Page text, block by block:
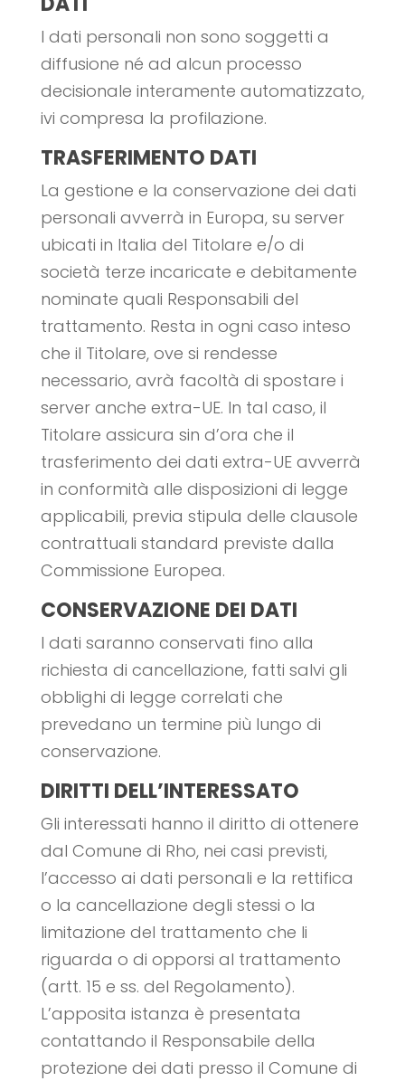
I dati personali non sono soggetti a
diffusione né ad alcun processo
decisionale interamente automatizzato,
ivi compresa la profilazione.
TRASFERIMENTO DATI
La gestione e la conservazione dei dati
personali avverrà in Europa, su server
ubicati in Italia del Titolare e/o di
società terze incaricate e debitamente
nominate quali Responsabili del
trattamento. Resta in ogni caso inteso
che il Titolare, ove si rendesse
necessario, avrà facoltà di spostare i
server anche extra-UE. In tal caso, il
Titolare assicura sin d’ora che il
trasferimento dei dati extra-UE avverrà
in conformità alle disposizioni di legge
applicabili, previa stipula delle clausole
contrattuali standard previste dalla
Commissione Europea.
CONSERVAZIONE DEI DATI
I dati saranno conservati fino alla
richiesta di cancellazione, fatti salvi gli
obblighi di legge correlati che
prevedano un termine più lungo di
conservazione.
DIRITTI DELL’INTERESSATO
Gli interessati hanno il diritto di ottenere
dal Comune di Rho, nei casi previsti,
l’accesso ai dati personali e la rettifica
o la cancellazione degli stessi o la
limitazione del trattamento che li
riguarda o di opporsi al trattamento
(artt. 15 e ss. del Regolamento).
L’apposita istanza è presentata
contattando il Responsabile della
protezione dei dati presso il Comune di